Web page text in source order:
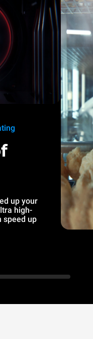
up your
high-
speed up